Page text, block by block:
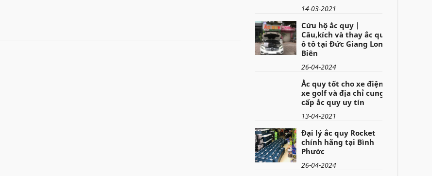
14-03-2021
Cứu hộ ắc quy |
Câu,kích và thay ắc quy
ô tô tại Đức Giang Long
Biên
26-04-2024
Ắc quy tốt cho xe điện,
xe golf và địa chỉ cung
cấp ắc quy uy tín
13-04-2021
Đại lý ắc quy Rocket
chính hãng tại Bình
Phước
26-04-2024